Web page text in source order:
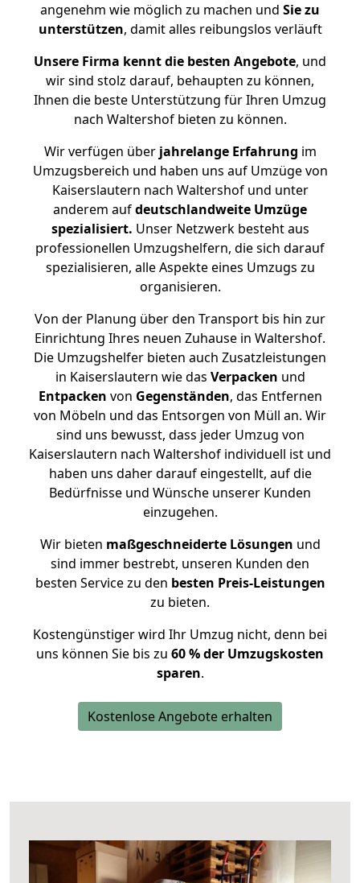
angenehm wie möglich zu machen und Sie zu
unterstützen, damit alles reibungslos verläuft
Unsere Firma kennt die besten Angebote, und
wir sind stolz darauf, behaupten zu können,
Ihnen die beste Unterstützung für Ihren Umzug
nach Waltershof bieten zu können.
Wir verfügen überjahrelange Erfahrung im
Umzugsbereich und haben uns auf Umzüge von
Kaiserslautern nach Waltershof und unter
anderem aufdeutschlandweite Umzüge
spezialisiert. Unser Netzwerk besteht aus
professionellen Umzugshelfern, die sich darauf
spezialisieren, alle Aspekte eines Umzugs zu
organisieren.
Von der Planung über den Transport bis hin zur
Einrichtung Ihres neuen Zuhause in Waltershof.
Die Umzugshelfer bieten auch Zusatzleistungen
in Kaiserslautern wie das Verpacken und
Entpacken von Gegenständen, das Entfernen
von Möbeln und das Entsorgen von Müll an. Wir
sind uns bewusst, dass jeder Umzug von
Kaiserslautern nach Waltershof individuell ist und
haben uns daher darauf eingestellt, auf die
Bedürfnisse und Wünsche unserer Kunden
einzugehen.
Wir bieten maßgeschneiderte Lösungen und
sind immer bestrebt, unseren Kunden den
besten Service zu den besten Preis-Leistungen
zu bieten.
Kostengünstiger wird Ihr Umzug nicht, denn bei
uns können Sie bis zu 60 % der Umzugskosten
sparen.
Kostenlose Angebote erhalten